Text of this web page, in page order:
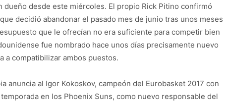
desde este miércoles. El propio Rick Pitino confirmó
decidió abandonar el pasado mes de junio tras unos meses
que le ofrecían no era suficiente para competir bien
fue nombrado hace unos días precisamente nuevo
a compatibilizar ambos puestos.
anuncia al Igor Kokoskov, campeón del Eurobasket 2017 con
en los Phoenix Suns, como nuevo responsable del